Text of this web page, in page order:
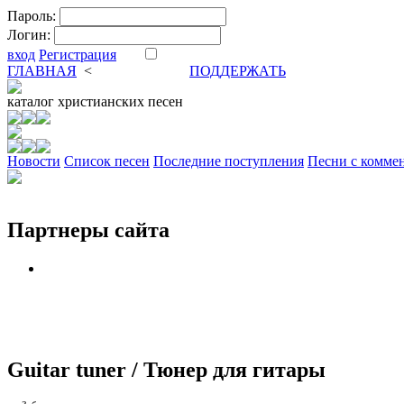
Пароль:
Логин:
вход Регистрация
ГЛАВНАЯ <
ПОДДЕРЖАТЬ
каталог христианских песен
Новости Cписок песен Последние поступления Песни с
Партнеры сайта
Guitar tuner / Тюнер для гитары